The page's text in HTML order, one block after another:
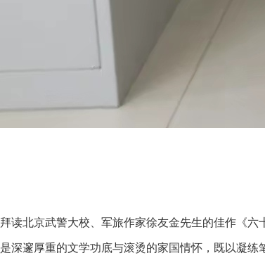
拜读北京武警大校、军旅作家徐友金先生的佳作《
是深邃厚重的文学功底与滚烫的家国情怀，既以凝练